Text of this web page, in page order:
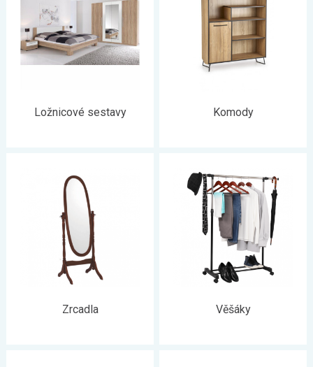
Ložnicové sestavy Komody
Zrcadla Věšáky